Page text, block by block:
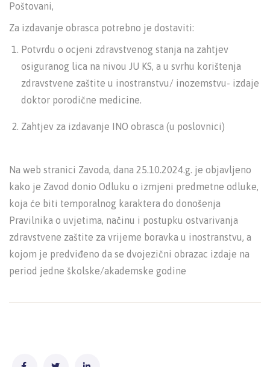
Poštovani,
Za izdavanje obrasca potrebno je dostaviti:
Potvrdu o ocjeni zdravstvenog stanja na zahtjev
osiguranog lica na nivou JU KS, a u svrhu korištenja
zdravstvene zaštite u inostranstvu/ inozemstvu- izdaje
doktor porodične medicine.
Zahtjev za izdavanje INO obrasca (u poslovnici)
Na web stranici Zavoda, dana 25.10.2024.g. je objavljeno
kako je Zavod donio Odluku o izmjeni predmetne odluke,
koja će biti temporalnog karaktera do donošenja
Pravilnika o uvjetima, načinu i postupku ostvarivanja
zdravstvene zaštite za vrijeme boravka u inostranstvu, a
kojom je predviđeno da se dvojezični obrazac izdaje na
period jedne školske/akademske godine